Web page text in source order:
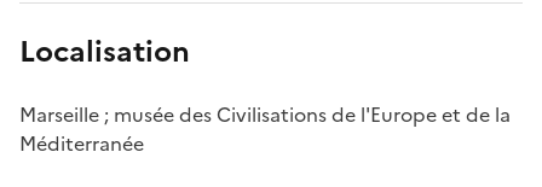
Localisation
Marseille ; musée des Civilisations de l'Europe et de la
Méditerranée